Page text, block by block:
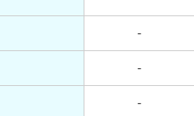
-
-
-